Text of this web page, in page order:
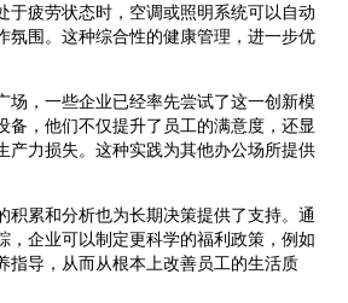
于疲劳状态时，空调或照明系统可以自动
氛围。这种综合性的健康管理，进一步优
场，一些企业已经率先尝试了这一创新模
备，他们不仅提升了员工的满意度，还显
产力损失。这种实践为其他办公场所提供
积累和分析也为长期决策提供了支持。通
，企业可以制定更科学的福利政策，例如
指导，从而从根本上改善员工的生活质